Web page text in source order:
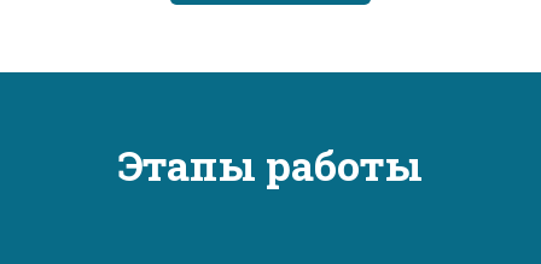
Этапы работы